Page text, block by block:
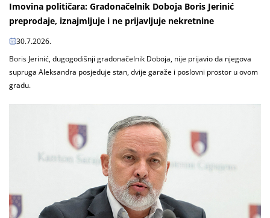
Imovina političara: Gradonačelnik Doboja Boris Jerinić
preprodaje, iznajmljuje i ne prijavljuje nekretnine
30.7.2026.
Boris Jerinić, dugogodišnji gradonačelnik Doboja, nije prijavio da njegova
supruga Aleksandra posjeduje stan, dvije garaže i poslovni prostor u ovom
gradu.